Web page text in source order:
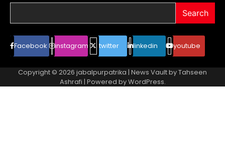
Search
Facebook instagram twitter linkedin youtube
Copyright © 2026 jabalpurpatrika | News Vault byTahseen
Ashrafi | Powered byWordPress.